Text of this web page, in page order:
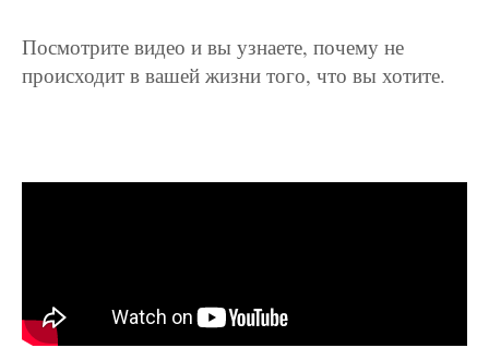
Посмотрите видео и вы узнаете, почему не
происходит в вашей жизни того, что вы хотите.